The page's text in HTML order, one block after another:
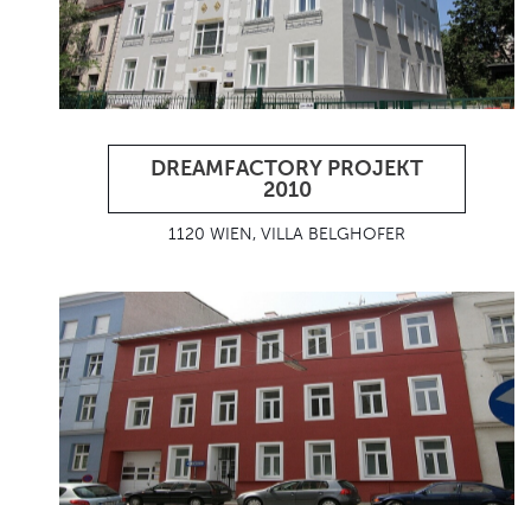
DREAMFACTORY PROJEKT
2010
1120 WIEN, VILLA BELGHOFER